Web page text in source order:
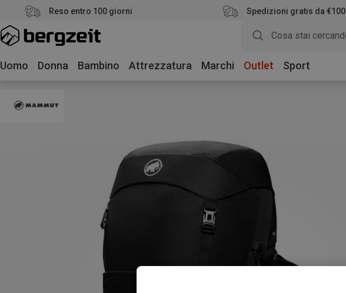
Reso entro 100 giorni Spedizioni gratis da €100
Uomo Donna Bambino Attrezzatura Marchi Outlet Sport